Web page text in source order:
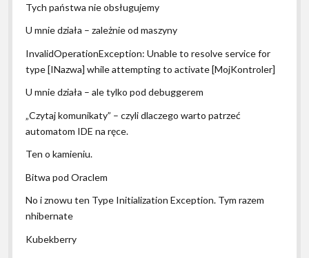
Tych państwa nie obsługujemy
U mnie działa – zależnie od maszyny
InvalidOperationException: Unable to resolve service for
type [INazwa] while attempting to activate [MojKontroler]
U mnie działa – ale tylko pod debuggerem
„Czytaj komunikaty” – czyli dlaczego warto patrzeć
automatom IDE na ręce.
Ten o kamieniu.
Bitwa pod Oraclem
No i znowu ten Type Initialization Exception. Tym razem
nhibernate
Kubekberry